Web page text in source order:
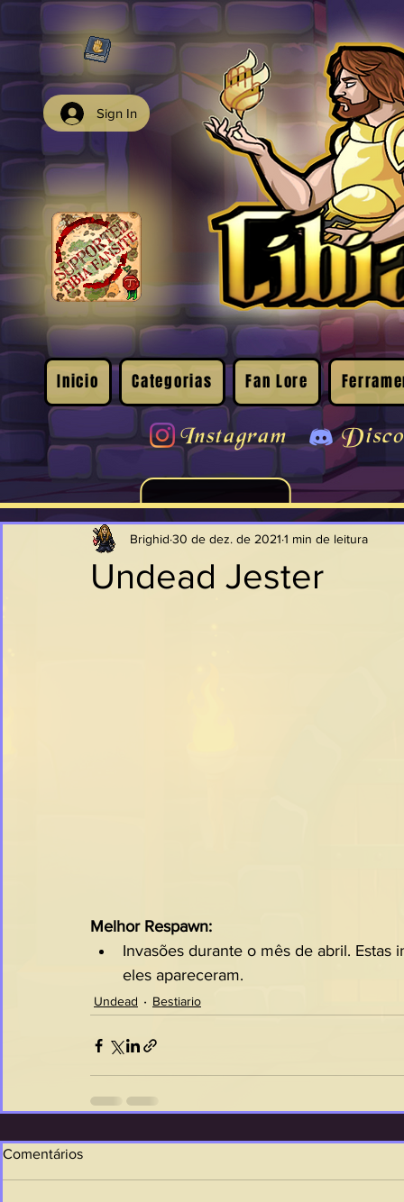
Sign In
Inicio Categorias Fan Lore
Instagram
Undead Jester
Brighid 30 de dez. de 2021 1 min de leitura
Melhor Respawn:
Invasões durante o mês de abril.
eles apareceram.
Undead Bestiario
Comentários